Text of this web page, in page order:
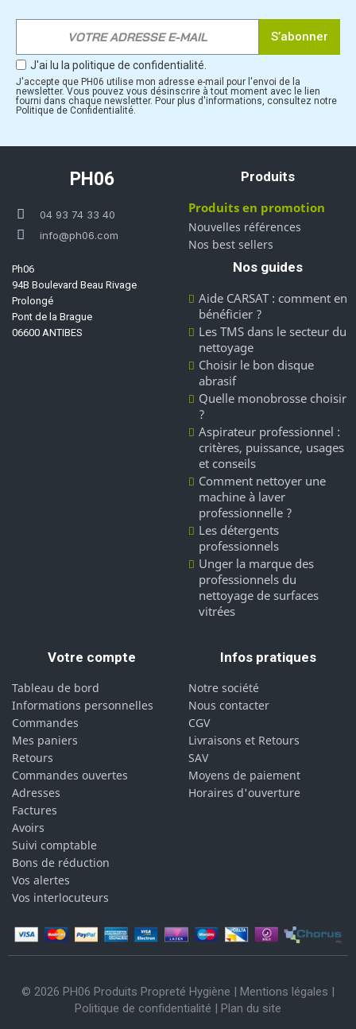
S’abonner
J'ai lu la politique de confidentialité.
J'accepte que PH06 utilise mon adresse e-mail pour l'envoi de la
newsletter. Vous pouvez vous désinscrire à tout moment avec le lien
fourni dans chaque newsletter. Pour plus d'informations, consultez notre
Politique de Confidentialité.
PH06
04 93 74 33 40
info@ph06.com
Ph06
94B Boulevard Beau Rivage
Prolongé
Pont de la Brague
06600 ANTIBES
Produits
Produits en promotion
Nouvelles références
Nos best sellers
Nos guides
Aide CARSAT : comment en
bénéficier ?
Les TMS dans le secteur du
nettoyage
Choisir le bon disque
abrasif
Quelle monobrosse choisir
?
Aspirateur professionnel :
critères, puissance, usages
et conseils
Comment nettoyer une
machine à laver
professionnelle ?
Les détergents
professionnels
Unger la marque des
professionnels du
nettoyage de surfaces
vitrées
Votre compte
Tableau de bord
Informations personnelles
Commandes
Mes paniers
Retours
Commandes ouvertes
Adresses
Factures
Avoirs
Suivi comptable
Bons de réduction
Vos alertes
Vos interlocuteurs
Infos pratiques
Notre société
Nous contacter
CGV
Livraisons et Retours
SAV
Moyens de paiement
Horaires d'ouverture
© 2026 PH06 Produits Propreté Hygiène | Mentions légales |
Politique de confidentialité | Plan du site